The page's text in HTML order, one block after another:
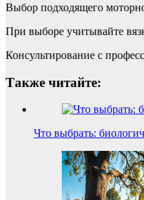
Выбор подходящего
При выборе учитывайте
Консультирование с
Также читайте:
Что выбрать: